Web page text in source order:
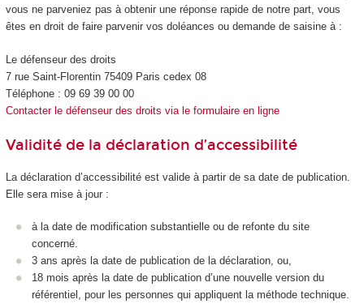
vous ne parveniez pas à obtenir une réponse rapide de notre part, vous
êtes en droit de faire parvenir vos doléances ou demande de saisine à :
Le défenseur des droits
7 rue Saint-Florentin 75409 Paris cedex 08
Téléphone : 09 69 39 00 00
Contacter le défenseur des droits via le formulaire en ligne
Validité de la déclaration d’accessibilité
La déclaration d’accessibilité est valide à partir de sa date de publication.
Elle sera mise à jour :
à la date de modification substantielle ou de refonte du site
concerné.
3 ans après la date de publication de la déclaration, ou,
18 mois après la date de publication d’une nouvelle version du
référentiel, pour les personnes qui appliquent la méthode technique.